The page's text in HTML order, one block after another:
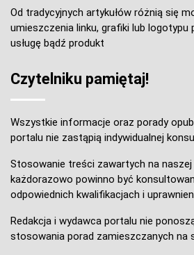
Od tradycyjnych artykułów różnią się
umieszczenia linku, grafiki lub logotypu
usługę bądź produkt
Czytelniku pamiętaj!
Wszystkie informacje oraz porady
portalu nie zastąpią indywidualnej
Stosowanie treści zawartych na
każdorazowo powinno być
odpowiednich kwalifikacjach i
Redakcja i wydawca portalu nie
stosowania porad zamieszczanych na